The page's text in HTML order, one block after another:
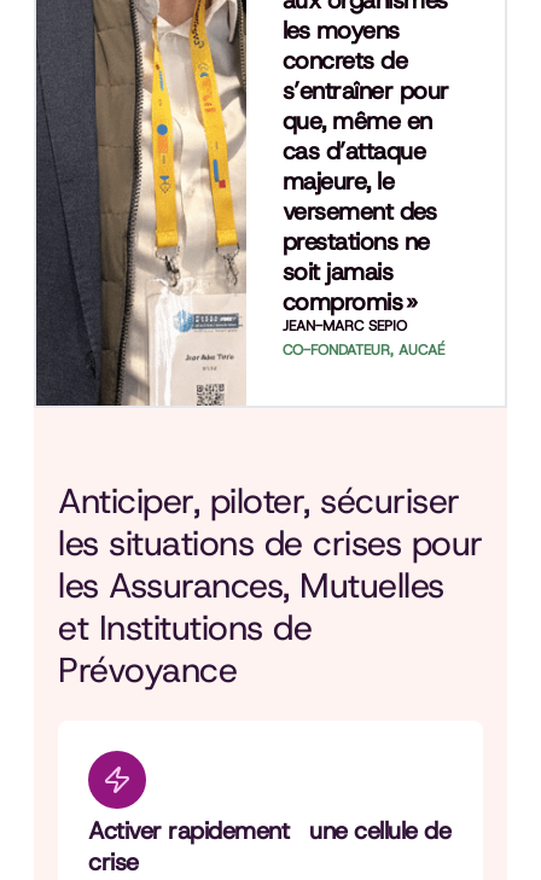
les moyens
concrets de
s’entraîner pour
que, même en
cas d’attaque
majeure, le
versement des
prestations ne
soit jamais
compromis »
JEAN-MARC SEPIO
CO-FONDATEUR, AUCAÉ
Anticiper, piloter, sécuriser
les situations de crises pour
les Assurances, Mutuelles
et Institutions de
Prévoyance
Activer rapidement une cellule de
crise